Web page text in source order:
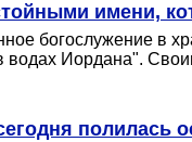
имени,
богослужение в
водах Иордана".
полилась